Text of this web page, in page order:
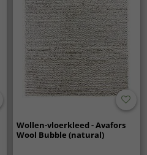
Wollen-vloerkleed - Avafors
Wool Bubble (natural)